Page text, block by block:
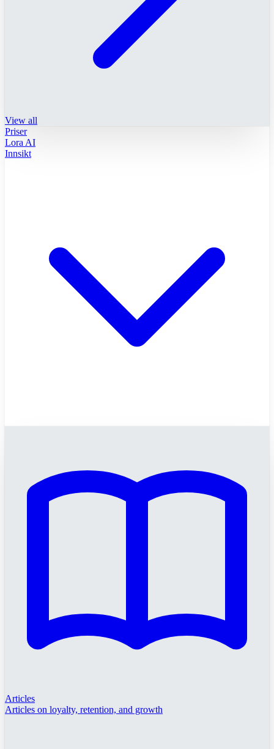
View all
Priser
Lora AI
Innsikt
Articles
Articles on loyalty, retention, and growth